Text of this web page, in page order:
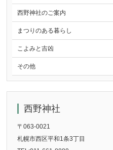
西野神社のご案内
まつりのある暮らし
こよみと吉凶
その他
西野神社
〒063-0021
札幌市西区平和1条3丁目